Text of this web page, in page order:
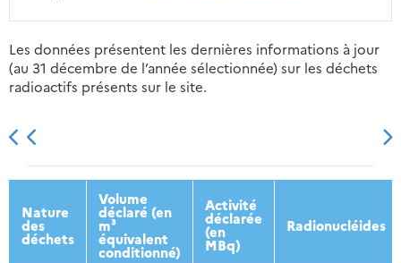
Les données présentent les dernières informations à jour
(au 31 décembre de l’année sélectionnée) sur les déchets
radioactifs présents sur le site.
2013 2014 2015 2016
Nature
des
déchets
Volume
déclaré (en
m³
équivalent
conditionné)
Activité
déclarée
(en
MBq)
Radionucléides